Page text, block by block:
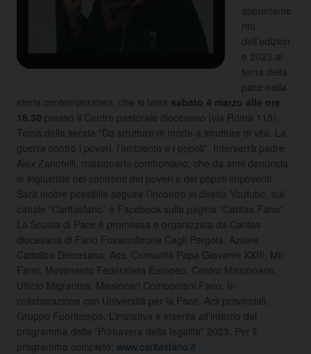
appuntame
nto
dell’edizion
e 2023 al
tema della
pace nella
storia contemporanea, che si terrà sabato 4 marzo alle ore
16.30 presso il Centro pastorale diocesano (via Roma 118).
Tema della serata “Da strutture di morte a strutture di vita. La
guerra contro i poveri, l’ambiente e i popoli”. Interverrà padre
Alex Zanotelli, missionario comboniano, che da anni denuncia
le ingiustizie nei confronti dei poveri e dei popoli impoveriti.
Sarà inoltre possibile seguire l’incontro in diretta Youtube, sul
canale “Caritasfano” e Facebook sulla pagina “Caritas Fano”.
La Scuola di Pace è promossa e organizzata da Caritas
diocesana di Fano Fossombrone Cagli Pergola, Azione
Cattolica Diocesana, Ass. Comunità Papa Giovanni XXIII, Mir
Fano, Movimento Federalista Europeo, Centro Missionario,
Ufficio Migrantes, Missionari Comboniani Fano. In
collaborazione con Università per la Pace, Acli provinciali,
Gruppo Fuoritempo. L’iniziativa è inserita all’interno del
programma della “Primavera della legalità” 2023. Per il
programma completo: www.caritasfano.it